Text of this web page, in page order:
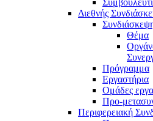
Διεθνής
Θέμα
Πρόγραμμα
Εργαστήρια
Ομάδες
Προ-
Περιφερειακή